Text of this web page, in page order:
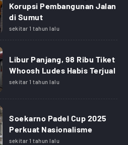
Korupsi Pembangunan Jalan
di Sumut
sekitar 1 tahun lalu
Libur Panjang, 98 Ribu Tiket
Whoosh Ludes Habis Terjual
sekitar 1 tahun lalu
Soekarno Padel Cup 2025
Perkuat Nasionalisme
sekitar 1 tahun lalu